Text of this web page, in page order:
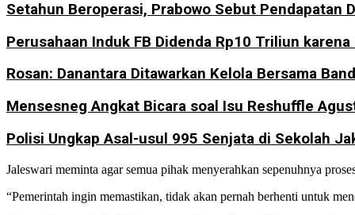
Setahun Beroperasi, Prabowo Sebut Pendapatan
Perusahaan Induk FB Didenda Rp10 Triliun
Rosan: Danantara Ditawarkan Kelola Bersama
Mensesneg Angkat Bicara soal Isu Reshuffle
Polisi Ungkap Asal-usul 995 Senjata di Sekolah
Jaleswari meminta agar semua pihak menyerahkan sepenuhnya
“Pemerintah ingin memastikan, tidak akan pernah berhenti untuk